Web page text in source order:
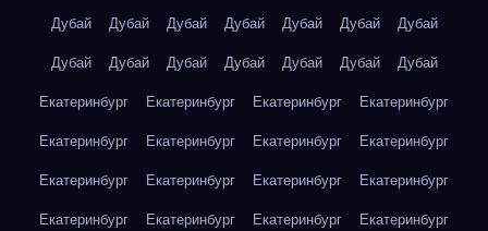
Дубай
Дубай Дубай Дубай Дубай Дубай
Дубай
Дубай
Дубай Дубай Дубай Дубай Дубай
Дубай
Екатеринбург
Екатеринбург Екатеринбург
Екатеринбург
Екатеринбург
Екатеринбург Екатеринбург
Екатеринбург
Екатеринбург
Екатеринбург Екатеринбург
Екатеринбург
Екатеринбург
Екатеринбург Екатеринбург
Екатеринбург